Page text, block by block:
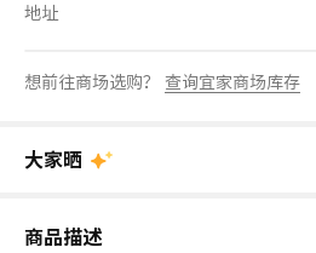
地址
想前往商场选购？ 查询宜家商场库存
大家晒
商品描述